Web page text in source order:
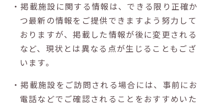
・掲載施設に関する情報は、できる限り正確か
つ最新の情報をご提供できますよう努力して
おりますが、掲載した情報が後に変更される
など、現状とは異なる点が生じることもござ
います。
・掲載施設をご訪問される場合には、事前にお
電話などでご確認されることをおすすめいた